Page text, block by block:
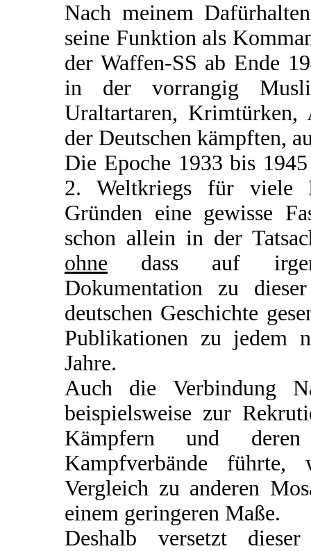
Nach meinem
seine Funktion als
der Waffen-SS ab Ende
in der vorrangig
Uraltartaren, Krimtürken,
der Deutschen kämpften,
Die Epoche 1933 bis
2. Weltkriegs für viele
Gründen eine gewisse
schon allein in der
ohne dass auf
Dokumentation zu
deutschen Geschichte
Publikationen zu jedem
Jahre.
Auch die Verbindung
beispielsweise zur
Kämpfern und
Kampfverbände
Vergleich zu anderen
einem geringeren Maße.
Deshalb versetzt